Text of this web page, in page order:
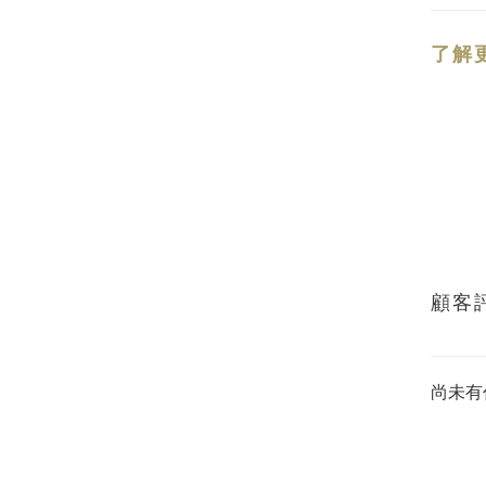
了解
顧客
尚未